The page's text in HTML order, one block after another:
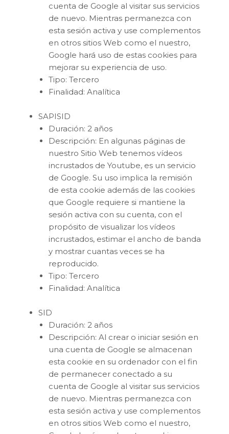
cuenta de Google al visitar sus servicios
de nuevo. Mientras permanezca con
esta sesión activa y use complementos
en otros sitios Web como el nuestro,
Google hará uso de estas cookies para
mejorar su experiencia de uso.
Tipo: Tercero
Finalidad: Analítica
SAPISID
Duración: 2 años
Descripción: En algunas páginas de
nuestro Sitio Web tenemos vídeos
incrustados de Youtube, es un servicio
de Google. Su uso implica la remisión
de esta cookie además de las cookies
que Google requiere si mantiene la
sesión activa con su cuenta, con el
propósito de visualizar los vídeos
incrustados, estimar el ancho de banda
y mostrar cuantas veces se ha
reproducido.
Tipo: Tercero
Finalidad: Analítica
SID
Duración: 2 años
Descripción: Al crear o iniciar sesión en
una cuenta de Google se almacenan
esta cookie en su ordenador con el fin
de permanecer conectado a su
cuenta de Google al visitar sus servicios
de nuevo. Mientras permanezca con
esta sesión activa y use complementos
en otros sitios Web como el nuestro,